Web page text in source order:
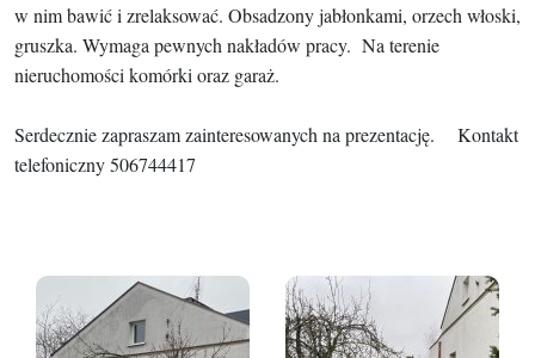
w nim bawić i zrelaksować. Obsadzony jabłonkami, orzech włoski,
gruszka. Wymaga pewnych nakładów pracy. Na terenie
nieruchomości komórki oraz garaż.
Serdecznie zapraszam zainteresowanych na prezentację. Kontakt
telefoniczny 506744417